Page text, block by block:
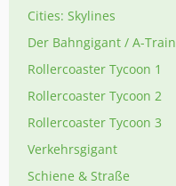
Cities: Skylines
Der Bahngigant / A-Train
Rollercoaster Tycoon 1
Rollercoaster Tycoon 2
Rollercoaster Tycoon 3
Verkehrsgigant
Schiene & Straße